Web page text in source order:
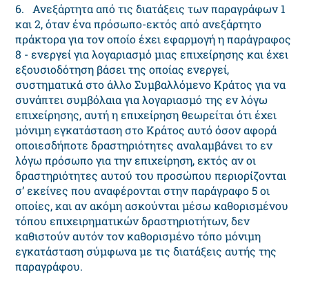
6. Ανεξάρτητα από τις διατάξεις των παραγράφων 1
και 2, όταν ένα πρόσωπο-εκτός από ανεξάρτητο
πράκτορα για τον οποίο έχει εφαρμογή η παράγραφος
8 - ενεργεί για λογαριασμό μιας επιχείρησης και έχει
εξουσιοδότηση βάσει της οποίας ενεργεί,
συστηματικά στο άλλο Συμβαλλόμενο Κράτος για να
συνάπτει συμβόλαια για λογαριασμό της εν λόγω
επιχείρησης, αυτή η επιχείρηση θεωρείται ότι έχει
μόνιμη εγκατάσταση στο Κράτος αυτό όσον αφορά
οποιεσδήποτε δραστηριότητες αναλαμβάνει το εν
λόγω πρόσωπο για την επιχείρηση, εκτός αν οι
δραστηριότητες αυτού του προσώπου περιορίζονται
σ’ εκείνες που αναφέρονται στην παράγραφο 5 οι
οποίες, και αν ακόμη ασκούνται μέσω καθορισμένου
τόπου επιχειρηματικών δραστηριοτήτων, δεν
καθιστούν αυτόν τον καθορισμένο τόπο μόνιμη
εγκατάσταση σύμφωνα με τις διατάξεις αυτής της
παραγράφου.